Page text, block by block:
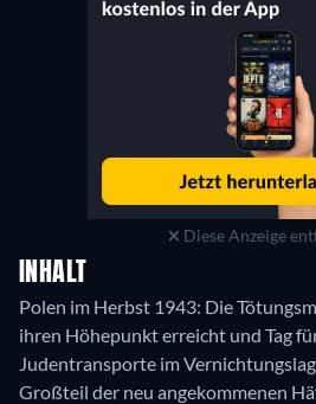
Diese Anzeige
INHALT
Polen im Herbst 1943: Die
ihren Höhepunkt erreicht und Tag
Judentransporte im
Großteil der neu angekommenen